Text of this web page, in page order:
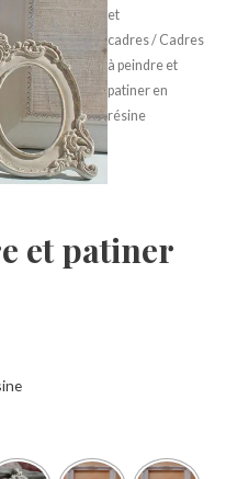
et
cadres/ Cadres
à peindre et
patiner en
résine
et patiner